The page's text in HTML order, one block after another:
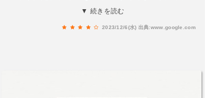
考慮して、もうひとり指導員が付いてくれまし
▼ 続きを読む
2023/12/6(水) 出典:www.google.com